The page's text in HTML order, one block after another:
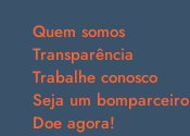
Quem somos
Transparência
Trabalhe conosco
Seja um bomparceiro
Doe agora!